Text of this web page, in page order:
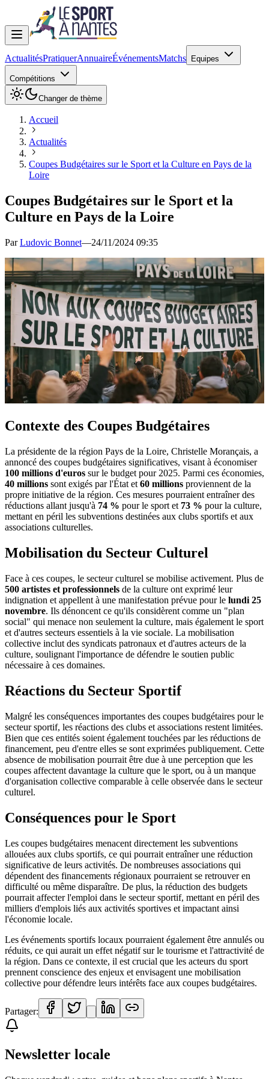
ActualitésPratiquerAnnuaireÉvénementsMatchs Equipes
Compétitions
Changer de thème
Accueil
Actualités
Coupes Budgétaires sur le Sport et la Culture en Pays de la
Loire
Coupes Budgétaires sur le Sport et la
Culture en Pays de la Loire
ParLudovic Bonnet—24/11/2024 09:35
Contexte des Coupes Budgétaires
La présidente de la région Pays de la Loire, Christelle Morançais, a
annoncé des coupes budgétaires significatives, visant à économiser
100 millions d'euros sur le budget pour 2025. Parmi ces économies,
40 millions sont exigés par l'État et 60 millions proviennent de la
propre initiative de la région. Ces mesures pourraient entraîner des
réductions allant jusqu'à 74 % pour le sport et 73 % pour la culture,
mettant en péril les subventions destinées aux clubs sportifs et aux
associations culturelles.
Mobilisation du Secteur Culturel
Face à ces coupes, le secteur culturel se mobilise activement. Plus de
500 artistes et professionnels de la culture ont exprimé leur
indignation et appellent à une manifestation prévue pour le lundi 25
novembre. Ils dénoncent ce qu'ils considèrent comme un "plan
social" qui menace non seulement la culture, mais également le sport
et d'autres secteurs essentiels à la vie sociale. La mobilisation
collective inclut des syndicats patronaux et d'autres acteurs de la
culture, soulignant l'importance de défendre le soutien public
nécessaire à ces domaines.
Réactions du Secteur Sportif
Malgré les conséquences importantes des coupes budgétaires pour le
secteur sportif, les réactions des clubs et associations restent limitées.
Bien que ces entités soient également touchées par les réductions de
financement, peu d'entre elles se sont exprimées publiquement. Cette
absence de mobilisation pourrait être due à une perception que les
coupes affectent davantage la culture que le sport, ou à un manque
d'organisation collective comparable à celle observée dans le secteur
culturel.
Conséquences pour le Sport
Les coupes budgétaires menacent directement les subventions
allouées aux clubs sportifs, ce qui pourrait entraîner une réduction
significative de leurs activités. De nombreuses associations qui
dépendent des financements régionaux pourraient se retrouver en
difficulté ou même disparaître. De plus, la réduction des budgets
pourrait affecter l'emploi dans le secteur sportif, mettant en péril des
milliers d'emplois liés aux activités sportives et impactant ainsi
l'économie locale.
Les événements sportifs locaux pourraient également être annulés ou
réduits, ce qui aurait un effet négatif sur le tourisme et l'attractivité de
la région. Dans ce contexte, il est crucial que les acteurs du sport
prennent conscience des enjeux et envisagent une mobilisation
collective pour défendre leurs intérêts face aux coupes budgétaires.
Partager:
Newsletter locale